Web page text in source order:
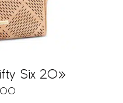
Six 20»